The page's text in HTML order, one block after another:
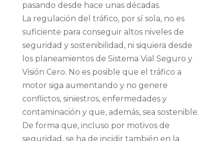
pasando desde hace unas décadas.
La regulación del tráfico, por sí sola, no es
suficiente para conseguir altos niveles de
seguridad y sostenibilidad, ni siquiera desde
los planeamientos de Sistema Vial Seguro y
Visión Cero. No es posible que el tráfico a
motor siga aumentando y no genere
conflictos, siniestros, enfermedades y
contaminación y que, además, sea sostenible.
De forma que, incluso por motivos de
seguridad, se ha de incidir también en la